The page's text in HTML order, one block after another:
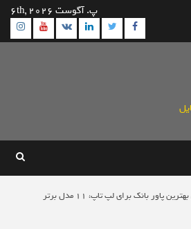
پ. آگوست 6th, 2026
Facebook
Twitter
Linkedin
VK
پاور بانک برای لپ تاپ، 11 مدل برتر